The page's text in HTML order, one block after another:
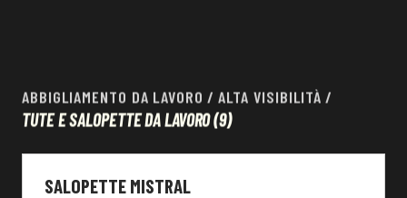
ABBIGLIAMENTO DA LAVORO / ALTA VISIBILITÀ /
TUTE E SALOPETTE DA LAVORO(9)
SALOPETTE MISTRAL